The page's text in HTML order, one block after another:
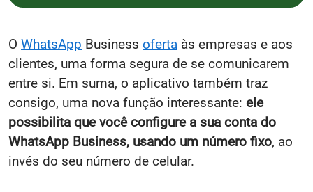
O WhatsApp Business oferta às empresas e aos
clientes, uma forma segura de se comunicarem
entre si. Em suma, o aplicativo também traz
consigo, uma nova função interessante: ele
possibilita que você configure a sua conta do
WhatsApp Business, usando um número fixo, ao
invés do seu número de celular.